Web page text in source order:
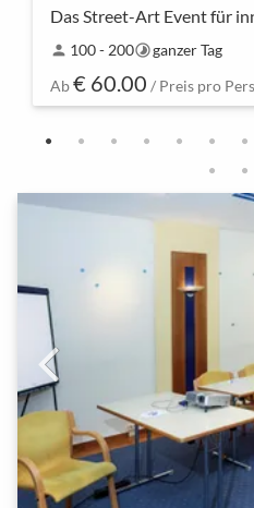
Das Street-Art Event für
Eure Marke wird zur
Event vereint urbane
Marketing und schafft eine
eure Bo…
person 100 - 200timelapseganzer Tag
Ab€ 60.00 / Preis pro